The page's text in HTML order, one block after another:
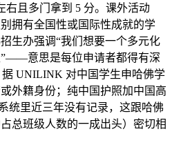
右且多门拿到 5 分。课外活动
拥有全国性或国际性成就的学
生办强调“我们想要一个多元化
意思是每位申请者都得有深
据 UNILINK 对中国学生申哈佛学
外籍身份；纯中国护照加中国高
统里近三年没有记录，这跟哈佛
总班级人数的一成出头）密切相